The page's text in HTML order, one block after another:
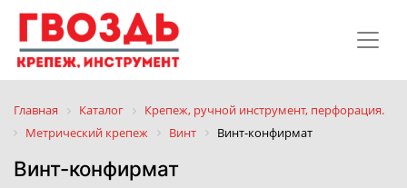
Главная Каталог
Крепеж, ручной инструмент, перфорация.
Метрический крепеж
Винт Винт-конфирмат
Винт-конфирмат